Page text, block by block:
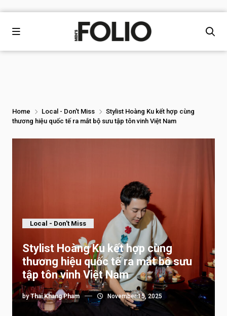
Home Local - Don't Miss
Stylist Hoàng Ku kết hợp cùng
thương hiệu quốc tế ra mắt bộ sưu tập tôn vinh Việt Nam
Local - Don't Miss
Stylist Hoàng Ku kết hợp cùng
thương hiệu quốc tế ra mắt bộ sưu
tập tôn vinh Việt Nam
byThai Khang Pham November 15, 2025